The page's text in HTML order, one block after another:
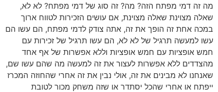
מה זה דמי מפתח הזה? מה? זה סוג של דמי מפתח? לא לא,
שאלה מצוינת שאלה מצוינת, אם עושים הזכירות לטווח ארוך
במכה אחת זה הופך את זה, אתה צודק לדמי מפתח, הם עשו הם
עשו למעשה תרגיל של לא לא, הם עשו תרגיל של זכירות עם
חמש אופציות עם חמש אופציות וללא אפשרות של אף אחד
מהצדדים ללא אפשרות לעצור את זה למעשה מה שהם עשו שם,
שאנחנו לא מבינים את זה, אולי נבין את זה אחרי שהחוזה המכרז
ייפתח או אחרי שהכל יסתדר או שזה משחק מכור לטובת